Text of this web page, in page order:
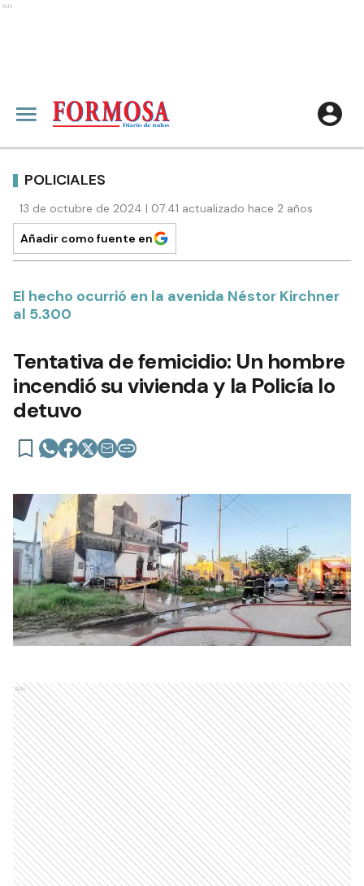
Ads
POLICIALES
13 de octubre de 2024 | 07:41 actualizado hace 2 años
Añadir como fuente en
El hecho ocurrió en la avenida Néstor Kirchner
al 5.300
Tentativa de femicidio: Un hombre
incendió su vivienda y la Policía lo
detuvo
Ads